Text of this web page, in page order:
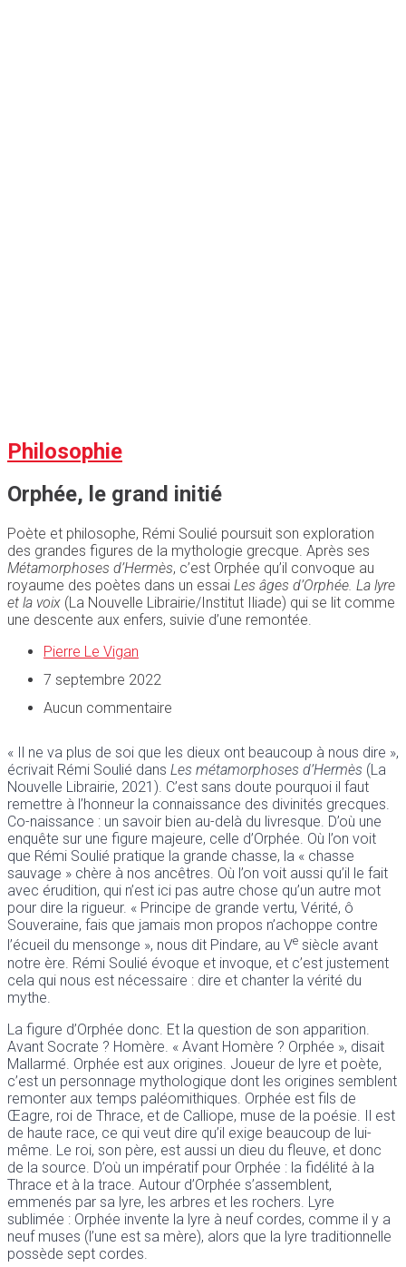
Philosophie
Orphée, le grand initié
Poète et philosophe, Rémi Soulié poursuit son exploration
des grandes figures de la mythologie grecque. Après ses
Métamorphoses d’Hermès, c’est Orphée qu’il convoque au
royaume des poètes dans un essai Les âges d’Orphée. La lyre
et la voix (La Nouvelle Librairie/Institut Iliade) qui se lit comme
une descente aux enfers, suivie d’une remontée.
Pierre Le Vigan
7 septembre 2022
Aucun commentaire
« Il ne va plus de soi que les dieux ont beaucoup à nous dire »,
écrivait Rémi Soulié dans Les métamorphoses d’Hermès (La
Nouvelle Librairie, 2021). C’est sans doute pourquoi il faut
remettre à l’honneur la connaissance des divinités grecques.
Co-naissance : un savoir bien au-delà du livresque. D’où une
enquête sur une figure majeure, celle d’Orphée. Où l’on voit
que Rémi Soulié pratique la grande chasse, la « chasse
sauvage » chère à nos ancêtres. Où l’on voit aussi qu’il le fait
avec érudition, qui n’est ici pas autre chose qu’un autre mot
pour dire la rigueur. « Principe de grande vertu, Vérité, ô
Souveraine, fais que jamais mon propos n’achoppe contre
l’écueil du mensonge », nous dit Pindare, au Ve siècle avant
notre ère. Rémi Soulié évoque et invoque, et c’est justement
cela qui nous est nécessaire : dire et chanter la vérité du
mythe.
La figure d’Orphée donc. Et la question de son apparition.
Avant Socrate ? Homère. « Avant Homère ? Orphée », disait
Mallarmé. Orphée est aux origines. Joueur de lyre et poète,
c’est un personnage mythologique dont les origines semblent
remonter aux temps paléomithiques. Orphée est fils de
Œagre, roi de Thrace, et de Calliope, muse de la poésie. Il est
de haute race, ce qui veut dire qu’il exige beaucoup de lui-
même. Le roi, son père, est aussi un dieu du fleuve, et donc
de la source. D’où un impératif pour Orphée : la fidélité à la
Thrace et à la trace. Autour d’Orphée s’assemblent,
emmenés par sa lyre, les arbres et les rochers. Lyre
sublimée : Orphée invente la lyre à neuf cordes, comme il y a
neuf muses (l’une est sa mère), alors que la lyre traditionnelle
possède sept cordes.